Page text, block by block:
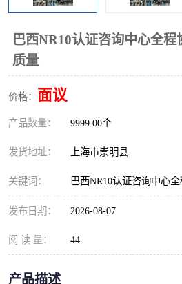
巴西NR10认证咨询中心全
质量
价格： 面议
产品数量： 9999.00个
发货地址： 上海市崇明县
关键词： 巴西NR10认证咨询中心
发布日期： 2026-08-07
阅 读 量： 44
产品描述